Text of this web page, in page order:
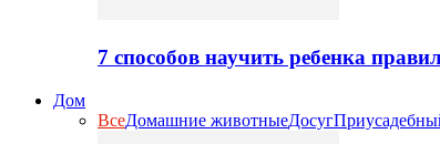
7 способов научить ребенка
Дом
ВсеДомашние животныеДосуг